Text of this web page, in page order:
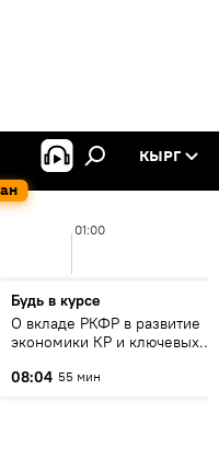
КЫРГ
01:00
Будь в курсе
О вкладе РКФР в развитие
экономики КР и ключевых
08:04 55 мин